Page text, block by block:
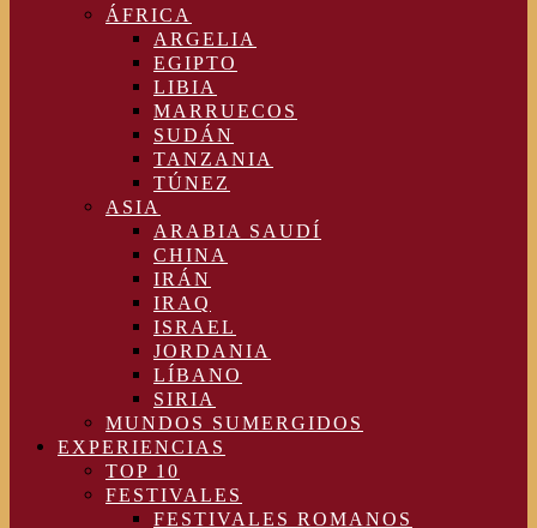
ÁFRICA
ARGELIA
EGIPTO
LIBIA
MARRUECOS
SUDÁN
TANZANIA
TÚNEZ
ASIA
ARABIA SAUDÍ
CHINA
IRÁN
IRAQ
ISRAEL
JORDANIA
LÍBANO
SIRIA
MUNDOS SUMERGIDOS
EXPERIENCIAS
TOP 10
FESTIVALES
FESTIVALES ROMANOS